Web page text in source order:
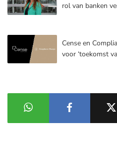
rol van banken
Cense en
voor ‘toekomst